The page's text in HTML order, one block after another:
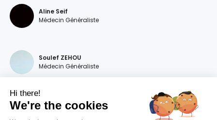
Aline Seif
Médecin Généraliste
Soulef ZEHOU
Médecin Généraliste
Magdalena DEVILLERS
Hi there!
We're the cookies